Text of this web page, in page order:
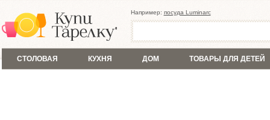
Например: посуда Luminarc
СТОЛОВАЯ КУХНЯ ДОМ ТОВАРЫ ДЛЯ ДЕТЕЙ